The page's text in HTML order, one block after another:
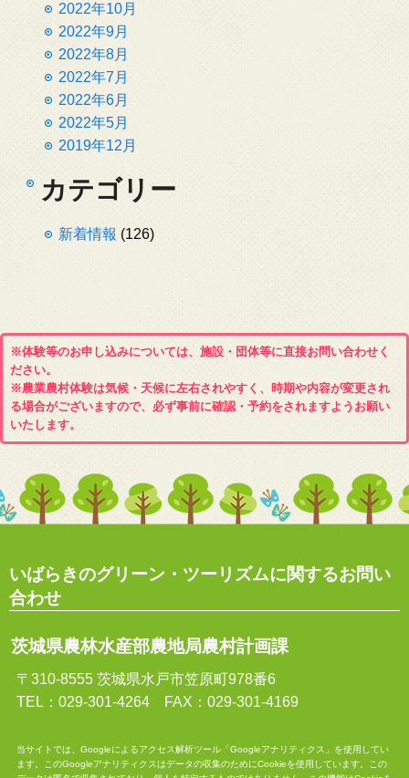
2022年10月
2022年9月
2022年8月
2022年7月
2022年6月
2022年5月
2019年12月
カテゴリー
新着情報 (126)
※体験等のお申し込みについては、施設・団体等に直接お問い合わせく
ださい。
※農業農村体験は気候・天候に左右されやすく、時期や内容が変更され
る場合がございますので、必ず事前に確認・予約をされますようお願い
いたします。
いばらきのグリーン・ツーリズムに関するお問い
合わせ
茨城県農林水産部農地局農村計画課
〒310-8555 茨城県水戸市笠原町978番6
TEL：029-301-4264 FAX：029-301-4169
当サイトでは、Googleによるアクセス解析ツール「Googleアナリティクス」を使用してい
ます。このGoogleアナリティクスはデータの収集のためにCookieを使用しています。この